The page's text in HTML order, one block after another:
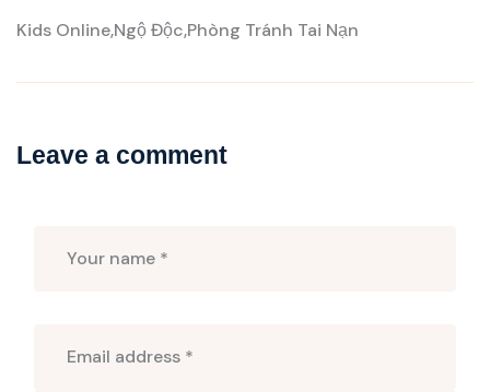
Kids OnlineNgộ Độc Phòng Tránh Tai Nạn
Leave a comment